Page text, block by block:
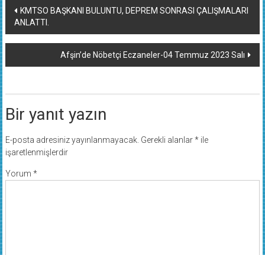
Yazı
dolaşımı
KMTSO BAŞKANI BULUNTU, DEPREM SONRASI ÇALIŞMALARI
ANLATTI.
Afşin’de Nöbetçi Eczaneler-04 Temmuz 2023 Salı
Bir yanıt yazın
E-posta adresiniz yayınlanmayacak. Gerekli alanlar*ile
işaretlenmişlerdir
Yorum *